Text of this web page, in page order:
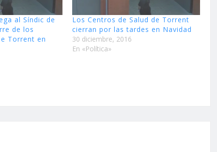
al Síndic de
de los
Torrent en
Los Centros de Salud de Torrent
cierran por las tardes en Navidad
30 diciembre, 2016
En «Política»